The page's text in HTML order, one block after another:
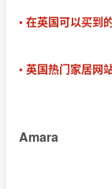
• 在英国可以买到
• 英国热门家居网
Amara